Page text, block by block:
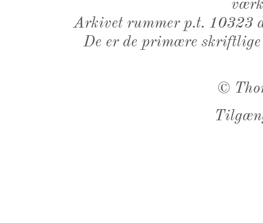
Arkivet rummer p.t. 10323
De er de primære
©